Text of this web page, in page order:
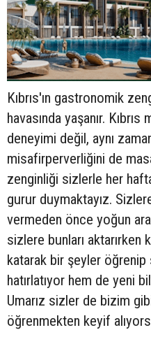
Kıbrıs'ın gastronomik
havasında yaşanır.
deneyimi değil, aynı
misafirperverliğini de
zenginliği sizlerle her
gurur duymaktayız.
vermeden önce yoğun
sizlere bunları
katarak bir şeyler
hatırlatıyor hem de yeni
Umarız sizler de bizim
öğrenmekten keyif